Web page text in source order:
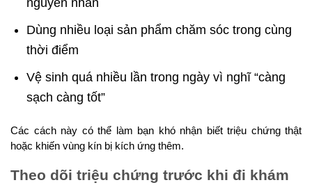
Dùng nhiều loại sản phẩm chăm sóc trong cùng
thời điểm
Vệ sinh quá nhiều lần trong ngày vì nghĩ “càng
sạch càng tốt”
Các cách này có thể làm bạn khó nhận biết triệu chứng thật
hoặc khiến vùng kín bị kích ứng thêm.
Theo dõi triệu chứng trước khi đi khám